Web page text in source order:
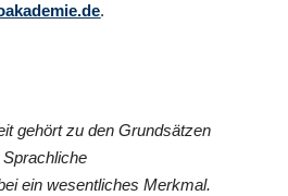
.
gehört zu den Grundsätzen
ein wesentliches Merkmal.